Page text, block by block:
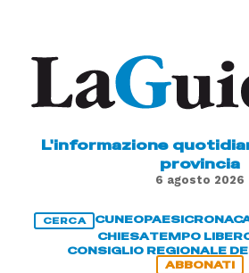
L'informazione
provincia
6 agosto 2026
CERCA CUNEOPAESI
CHIESATEMPO
CONSIGLIO REGIONALE
ABBONATI